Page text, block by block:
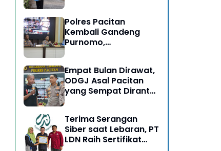
Dapur Tetap Ngebul
Polres Pacitan
Kembali Gandeng
Purnomo,
Rehabilitasi
Empat Bulan Dirawat,
ODGJ Asal Pacitan
yang Sempat Dirantai
Terima Serangan
Siber saat Lebaran, PT
LDN Raih Sertifikat